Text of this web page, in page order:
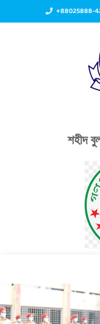
+88025888-
শহীদ